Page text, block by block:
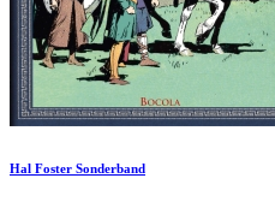
Hal Foster Sonderband